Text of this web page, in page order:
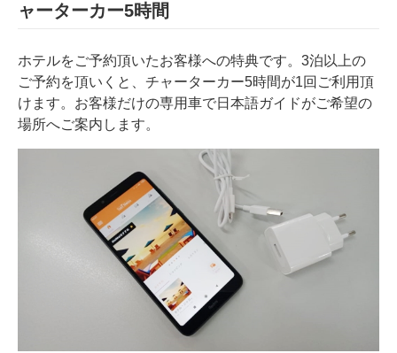
ャーターカー5時間
ホテルをご予約頂いたお客様への特典です。3泊以上の
ご予約を頂いくと、チャーターカー5時間が1回ご利用頂
けます。お客様だけの専用車で日本語ガイドがご希望の
場所へご案内します。